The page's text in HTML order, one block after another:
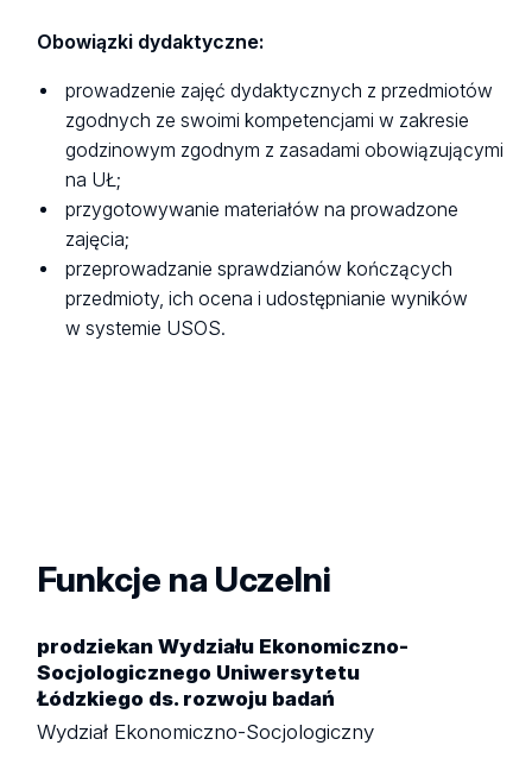
Obowiązki dydaktyczne:
prowadzenie zajęć dydaktycznych z przedmiotów
zgodnych ze swoimi kompetencjami w zakresie
godzinowym zgodnym z zasadami obowiązującymi
na UŁ;
przygotowywanie materiałów na prowadzone
zajęcia;
przeprowadzanie sprawdzianów kończących
przedmioty, ich ocena i udostępnianie wyników
w systemie USOS.
Funkcje na Uczelni
prodziekan Wydziału Ekonomiczno-
Socjologicznego Uniwersytetu
Łódzkiego ds. rozwoju badań
Wydział Ekonomiczno-Socjologiczny